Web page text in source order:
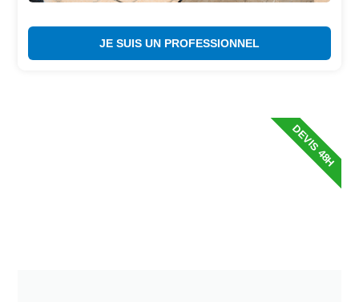
JE SUIS UN PROFESSIONNEL
DEVIS 48H